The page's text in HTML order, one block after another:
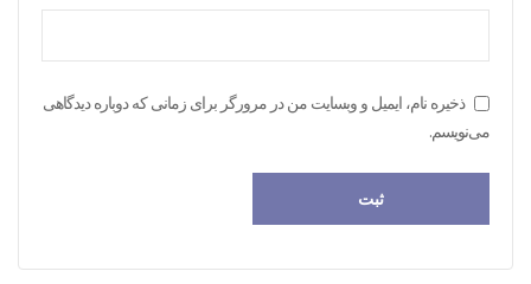
ذخیره نام، ایمیل و وبسایت من در مرورگر برای زمانی که دوباره دیدگاهی
می‌نویسم.